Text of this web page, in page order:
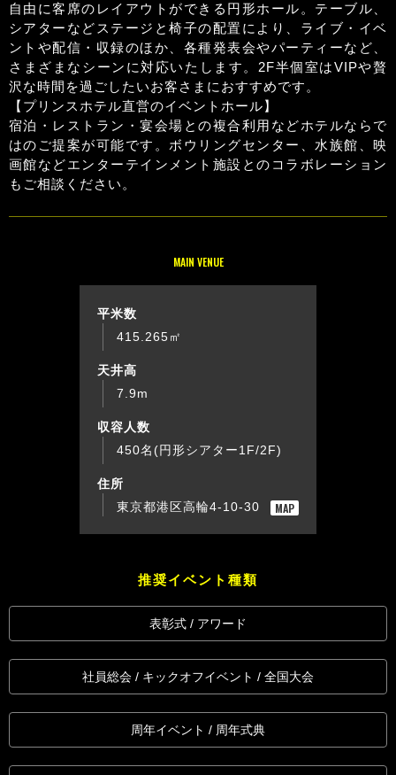
自由に客席のレイアウトができる円形ホール。テーブル、
シアターなどステージと椅子の配置により、ライブ・イベ
ントや配信・収録のほか、各種発表会やパーティーなど、
さまざまなシーンに対応いたします。2F半個室はVIPや贅
沢な時間を過ごしたいお客さまにおすすめです。
【プリンスホテル直営のイベントホール】
宿泊・レストラン・宴会場との複合利用などホテルならで
はのご提案が可能です。ボウリングセンター、水族館、映
画館などエンターテインメント施設とのコラボレーション
もご相談ください。
MAIN VENUE
平米数
415.265㎡
天井高
7.9m
収容人数
450名(円形シアター1F/2F)
住所
東京都港区高輪4-10-30
MAP
推奨イベント種類
表彰式 / アワード
社員総会 / キックオフイベント / 全国大会
周年イベント / 周年式典